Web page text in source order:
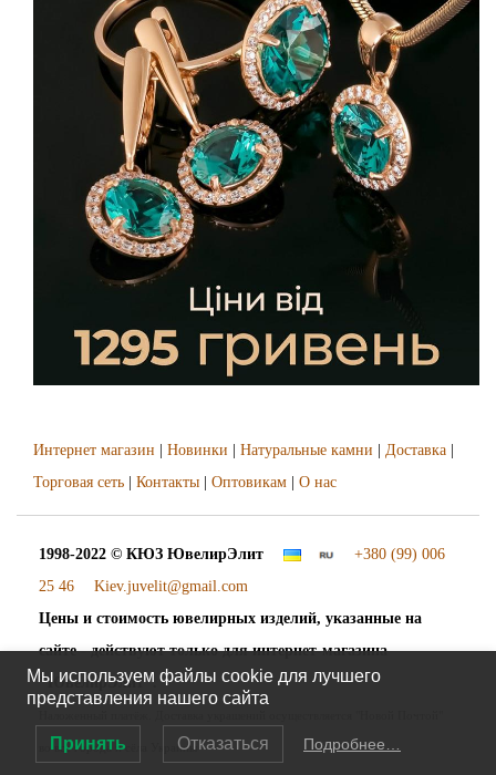
Интернет магазин Новинки Натуральные камни Доставка
Торговая сеть
Контакты Оптовикам О нас
1998-2022 © КЮЗ ЮвелирЭлит
+380 (99) 006
25 46
Kiev.juvelit@gmail.com
Цены и стоимость ювелирных изделий, указанные на
сайте - действуют только для интернет-магазина
"ЮвелирЭлит".
во все города и сёла Украины
Мы используем файлы cookie для лучшего
представления нашего сайта
Принять Отказаться Подробнее…